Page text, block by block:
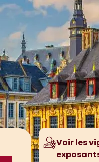
Voir les